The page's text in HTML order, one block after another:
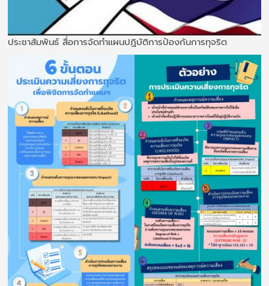
ประชาสัมพันธ์ สื่อการจัดทำแผนปฏิบัติการป้องกันการทุจริต